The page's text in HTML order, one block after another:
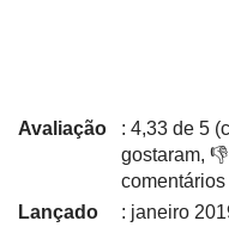
Avaliação
: 4,33 de 5
gostaram,
Lançado
: janeiro